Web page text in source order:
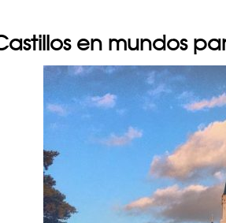
en mundos